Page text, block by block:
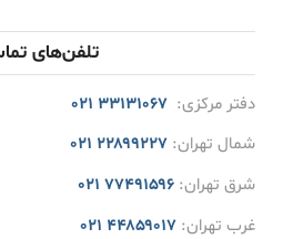
تلفن‌های
دفتر مرکزی: ۳۳۱۳۱۰۶۷ ۰۲۱
شمال تهران: ۲۲۸۹۹۲۲۷ ۰۲۱
شرق تهران: ۷۷۴۹۱۵۹۶ ۰۲۱
غرب تهران: ۴۴۸۵۹۰۱۷ ۰۲۱